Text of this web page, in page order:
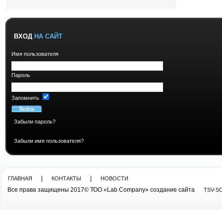
ВХОД НА САЙТ
Имя пользователя
Пароль
Запомнить
Забыли пароль?
Забыли имя пользователя?
ГЛАВНАЯ КОНТАКТЫ НОВОСТИ
Все права защищены 2017© ТОО «Lab Company» cоздание сайта TSV-